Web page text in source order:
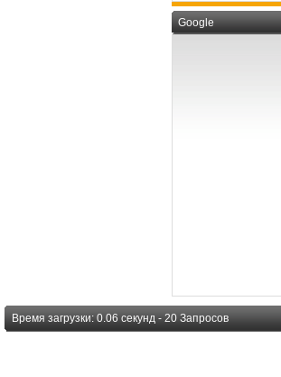
Google
Время загрузки: 0.06 секунд - 20 Запросов